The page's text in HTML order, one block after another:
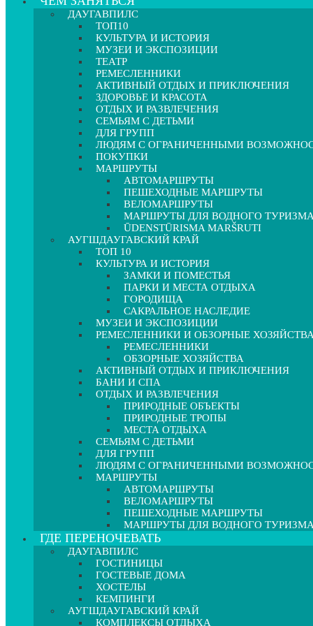
ДАУГАВПИЛС
ТОП10
КУЛЬТУРА И ИСТОРИЯ
МУЗЕИ И ЭКСПОЗИЦИИ
ТЕАТР
РЕМЕСЛЕННИКИ
АКТИВНЫЙ ОТДЫХ И ПРИКЛЮЧЕНИЯ
ЗДОРОВЬЕ И КРАСОТА
ОТДЫХ И РАЗВЛЕЧЕНИЯ
СЕМЬЯМ С ДЕТЬМИ
ДЛЯ ГРУПП
ЛЮДЯМ С ОГРАНИЧЕННЫМИ
ПОКУПКИ
МАРШРУТЫ
АВТОМАРШРУТЫ
ПЕШЕХОДНЫЕ МАРШРУТЫ
ВЕЛОМАРШРУТЫ
МАРШРУТЫ ДЛЯ ВОДНОГО ТУРИЗМА
ŪDENSTŪRISMA MARŠRUTI
АУГШДАУГАВСКИЙ КРАЙ
ТОП 10
КУЛЬТУРА И ИСТОРИЯ
ЗАМКИ И ПОМЕСТЬЯ
ПАРКИ И МЕСТА ОТДЫХА
ГОРОДИЩА
САКРАЛЬНОЕ НАСЛЕДИЕ
МУЗЕИ И ЭКСПОЗИЦИИ
РЕМЕСЛЕННИКИ И ОБЗОРНЫЕ ХОЗЯЙСТВА
РЕМЕСЛЕННИКИ
ОБЗОРНЫЕ ХОЗЯЙСТВА
АКТИВНЫЙ ОТДЫХ И ПРИКЛЮЧЕНИЯ
БАНИ И СПА
ОТДЫХ И РАЗВЛЕЧЕНИЯ
ПРИРОДНЫЕ ОБЪЕКТЫ
ПРИРОДНЫЕ ТРОПЫ
МЕСТА ОТДЫХА
СЕМЬЯМ С ДЕТЬМИ
ДЛЯ ГРУПП
ЛЮДЯМ С ОГРАНИЧЕННЫМИ
МАРШРУТЫ
АВТОМАРШРУТЫ
ВЕЛОМАРШРУТЫ
ПЕШЕХОДНЫЕ МАРШРУТЫ
МАРШРУТЫ ДЛЯ ВОДНОГО ТУРИЗМА
ГДЕ ПЕРЕНОЧЕВАТЬ
ДАУГАВПИЛС
ГОСТИНИЦЫ
ГОСТЕВЫЕ ДОМА
ХОСТЕЛЫ
КЕМПИНГИ
АУГШДАУГАВСКИЙ КРАЙ
КОМПЛЕКСЫ ОТДЫХА